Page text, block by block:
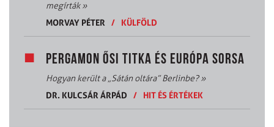
megírták»
MORVAY PÉTER / KÜLFÖLD
PERGAMON ŐSI TITKA ÉS EURÓPA SORSA
Hogyan került a „Sátán oltára” Berlinbe?»
DR. KULCSÁR ÁRPÁD
/ HIT ÉS ÉRTÉKEK